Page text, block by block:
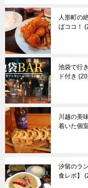
両国
葛西
東大島
小村井
京成立石
伊豆諸島＆小
島
新島
八丈島
父島
人形町の
ばココ！
池袋で行
ド付き
川越の美
着いた個
汐留のラ
食レポ】